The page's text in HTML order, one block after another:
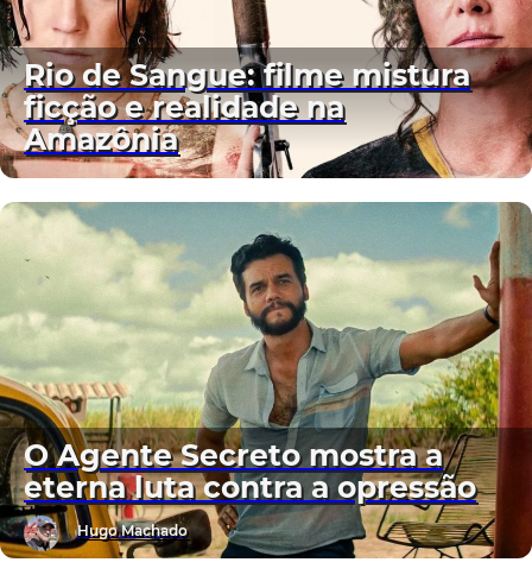
Rio de Sangue: filme mistura
ficção e realidade na
Amazônia
O Agente Secreto mostra a
eterna luta contra a opressão
Hugo Machado